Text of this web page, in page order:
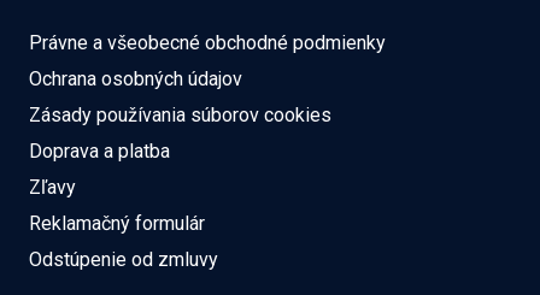
Právne a všeobecné obchodné podmienky
Ochrana osobných údajov
Zásady používania súborov cookies
Doprava a platba
Zľavy
Reklamačný formulár
Odstúpenie od zmluvy